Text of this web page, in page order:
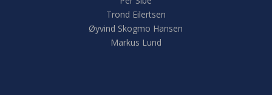
Trond Eilertsen
Øyvind Skogmo Hansen
Markus Lund